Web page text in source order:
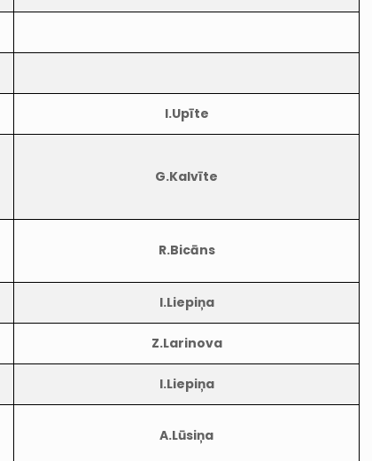
I.Upīte
G.Kalvīte
R.Bicāns
I.Liepiņa
Z.Larinova
I.Liepiņa
A.Lūsiņa